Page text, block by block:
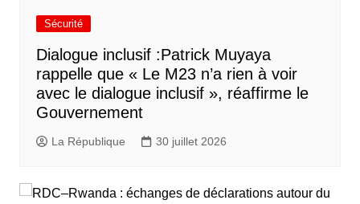
Sécurité
Dialogue inclusif :Patrick Muyaya
rappelle que « Le M23 n’a rien à voir
avec le dialogue inclusif », réaffirme le
Gouvernement
La République 30 juillet 2026